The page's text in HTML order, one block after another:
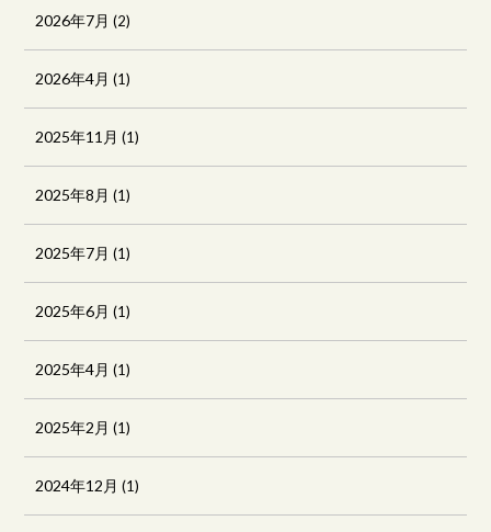
2026年7月 (2)
2026年4月 (1)
2025年11月 (1)
2025年8月 (1)
2025年7月 (1)
2025年6月 (1)
2025年4月 (1)
2025年2月 (1)
2024年12月 (1)